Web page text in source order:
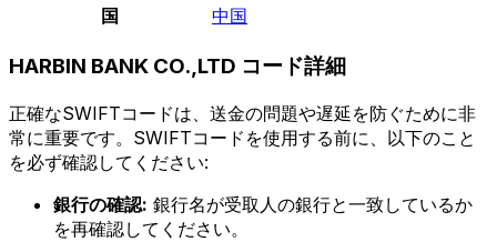
国
中国
HARBIN BANK CO.,LTD コード詳細
正確なSWIFTコードは、送金の問題や遅延を防ぐために非
常に重要です。SWIFTコードを使用する前に、以下のこと
を必ず確認してください:
銀行の確認: 銀行名が受取人の銀行と一致しているか
を再確認してください。